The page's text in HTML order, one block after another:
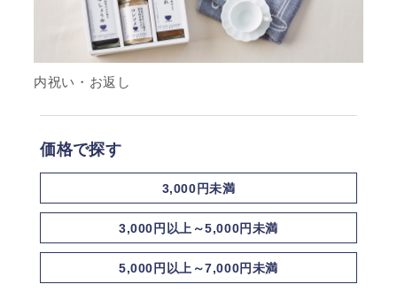
内祝い・お返し
価格で探す
3,000円未満
3,000円以上～5,000円未満
5,000円以上～7,000円未満